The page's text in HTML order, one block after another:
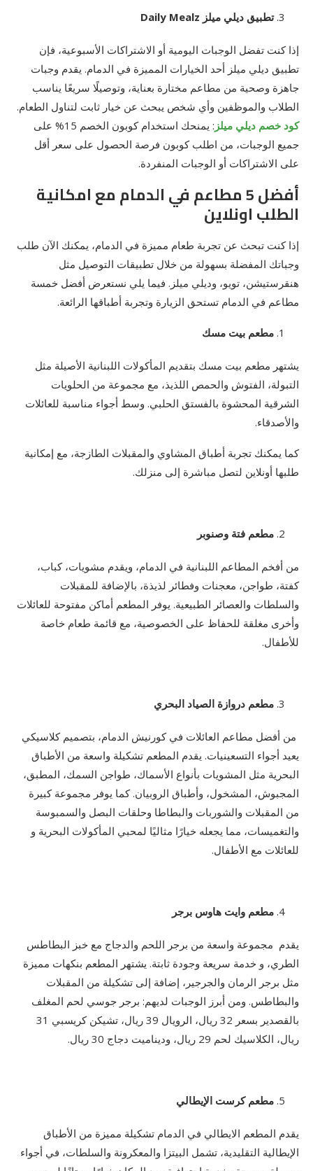
تطبيق ديلي ميلز Daily Mealz
إذا كنت تفضل الوجبات اليومية أو الاشتراكات الأسبوعية، فإن
تطبيق ديلي ميلز أحد الخيارات المميزة في الدمام. يقدم وجبات
جاهزة وصحية من مطاعم مختارة بعناية، وتوصيلًا سريعًا يناسب
الطلاب والموظفين وأي شخص يبحث عن خيار ثابت لتناول الطعام.
كود خصم ديلي ميلز
: يمنحك استخدام كوبون الخصم 15% على
جميع الوجبات، من اطلب كوبون فرصة الحصول على سعر أقل
على الاشتراكات أو الوجبات المنفردة.
أفضل 5 مطاعم في الدمام مع امكانية
الطلب اونلاين
إذا كنت تبحث عن تجربة طعام مميزة في الدمام، يمكنك الآن طلب
وجباتك المفضلة بسهولة من خلال تطبيقات التوصيل مثل
هنقرستيشن، تويو، وديلي ميلز. فيما يلي نستعرض أفضل خمسة
مطاعم في الدمام تستحق الزيارة وتجربة أطباقها الرائعة.
مطعم بيت مسك
يشتهر مطعم بيت مسك بتقديم المأكولات اللبنانية الأصيلة مثل
التبولة، الفتوش والحمص اللذيذ، مع مجموعة من الحلويات
الشرقية المحشوة بالفستق الحلبي. وسط أجواء مناسبة للعائلات
والأصدقاء.
كما يمكنك تجربة أطباق المشاوي والمقبلات الطازجة، مع إمكانية
طلبها أونلاين لتصل مباشرة إلى منزلك.
مطعم فتة وصنوبر
من أفخم المطاعم اللبنانية في الدمام، ويقدم مشويات، كباب،
كفتة، طواجن، معجنات وفطائر لذيذة، بالإضافة للمقبلات
والسلطات والعصائر الطبيعية. يوفر المطعم أماكن مفتوحة للعائلات
وأخرى مغلقة للحفاظ على الخصوصية، مع قائمة طعام خاصة
للأطفال.
مطعم دروازة الصياد البحري
من أفضل مطاعم العائلات في كورنيش الدمام، بتصميم كلاسيكي
يعيد أجواء التسعينيات. يقدم المطعم تشكيلة واسعة من الأطباق
البحرية مثل المشويات بأنواع الأسماك، طواجن السمك، المطبق،
المجبوش، المشخول، وأطباق الروبيان. كما يوفر مجموعة كبيرة
من المقبلات والشوربات والبطاطا وحلقات البصل والسمبوسة
والتغميسات، مما يجعله خيارًا مثاليًا لمحبي المأكولات البحرية و
للعائلات مع الأطفال.
مطعم وايت هاوس برجر
يقدم مجموعة واسعة من برجر اللحم والدجاج مع خبز البطاطس
الطري، و خدمة سريعة وجودة ثابتة. يشتهر المطعم بنكهات مميزة
مثل برجر الرمان والجرجير، إضافة إلى تشكيلة من المقبلات
والبطاطس. ومن أبرز الوجبات لديهم: برجر جوسي لحم المغلف
بالقصدير بسعر 32 ريال، الرويال 39 ريال، تشيكن كريسبي 31
ريال، الكلاسيك لحم 29 ريال، وديناميت دجاج 30 ريال.
مطعم كرست الإيطالي
يقدم المطعم الايطالي في الدمام تشكيلة مميزة من الأطباق
الإيطالية التقليدية، تشمل البيتزا والمعكرونة والسلطات، في أجواء